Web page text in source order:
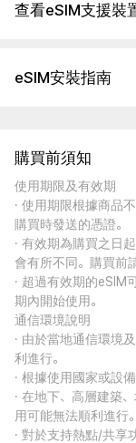
查看eSIM支援裝
eSIM安裝指南
購買前須知
使用期限及有效期
· 使用期限根據商品
購買時發送的憑證。
· 有效期為購買之日
會有所不同。購買前
· 超過有效期的eSIM
期內開始使用。
通信環境說明
· 由於當地通信環境
利進行。
· 根據使用國家或設
· 在地下、高層建築
用可能無法順利進行。
· 對於支持熱點/共享